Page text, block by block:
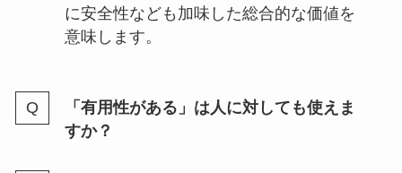
に安全性なども加味した総合的な価値を
意味します。
「有用性がある」は人に対しても使えま
すか？